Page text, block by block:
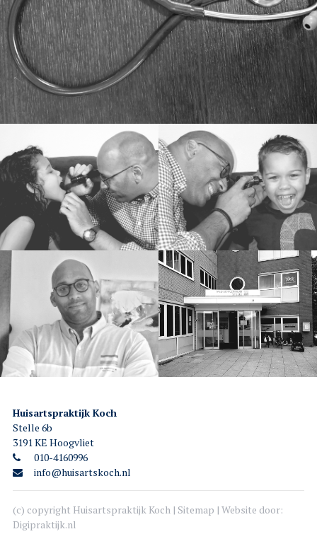
Huisartspraktijk Koch
Stelle 6b
3191 KE Hoogvliet
010-4160996
info@huisartskoch.nl
(c) copyright Huisartspraktijk Koch | Sitemap | Website door:
Digipraktijk.nl